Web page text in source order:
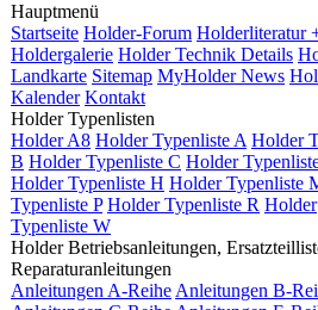
Hauptmenü
Startseite Holder-Forum Holderliteratur
Holdergalerie Holder Technik Details
Landkarte Sitemap MyHolder News
Kalender Kontakt
Holder Typenlisten
Holder A8 Holder Typenliste A Holder
B Holder Typenliste C Holder
Holder Typenliste H Holder Typenliste
Typenliste P Holder Typenliste R Holder
Typenliste W
Holder Betriebsanleitungen,
Reparaturanleitungen
Anleitungen A-Reihe Anleitungen B-